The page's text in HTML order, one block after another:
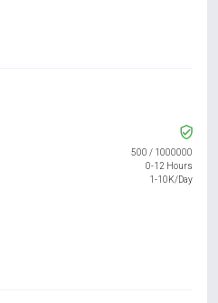
500 / 1000000
0-12 Hours
1-10K/Day